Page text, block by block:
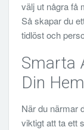
välj ut några få
Så skapar du
tidlöst och
Smarta
Din
När du närmar
viktigt att ta ett